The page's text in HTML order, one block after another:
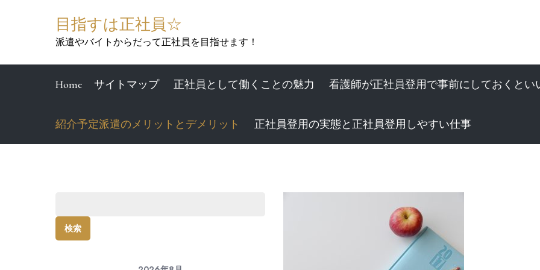
目指すは正社員☆
派遣やバイトからだって正社員を目指せます！
Home サイトマップ 正社員として働くことの魅力 看護師が正社員登用で事前にしておくとい
紹介予定派遣のメリットとデメリット 正社員登用の実態と正社員登用しやすい仕事
索: